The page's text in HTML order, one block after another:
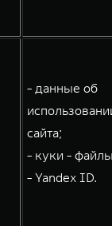
- данные об
сайта;
- куки -
- Yandex ID.